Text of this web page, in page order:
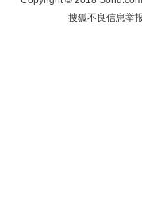
搜狐不良信息举